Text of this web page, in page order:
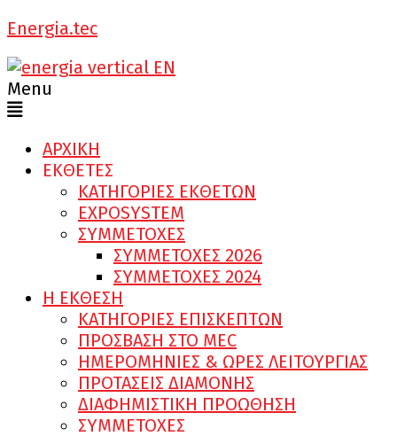
Energia.tec
Menu
ΑΡΧΙΚΗ
ΕΚΘΕΤΕΣ
ΚΑΤΗΓΟΡΙΕΣ ΕΚΘΕΤΩΝ
EXPOSYSTEM
ΣΥΜΜΕΤΟΧΕΣ
ΣΥΜΜΕΤΟΧΕΣ 2026
ΣΥΜΜΕΤΟΧΕΣ 2024
Η ΕΚΘΕΣΗ
ΚΑΤΗΓΟΡΙΕΣ ΕΠΙΣΚΕΠΤΩΝ
ΠΡΟΣΒΑΣΗ ΣΤΟ MEC
ΗΜΕΡΟΜΗΝΙΕΣ & ΩΡΕΣ ΛΕΙΤΟΥΡΓΙΑΣ
ΠΡΟΤΑΣΕΙΣ ΔΙΑΜΟΝΗΣ
ΔΙΑΦΗΜΙΣΤΙΚΗ ΠΡΟΩΘΗΣΗ
ΣΥΜΜΕΤΟΧΕΣ